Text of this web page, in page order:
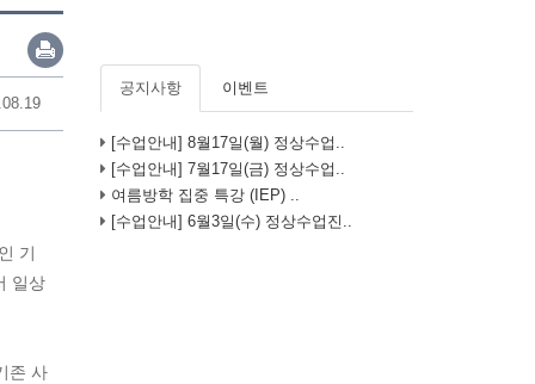
기
일상
존 사
공지사항 이벤트
[수업안내] 8월17일(월) 정상수업..
[수업안내] 7월17일(금) 정상수업..
여름방학 집중 특강 (IEP) ..
[수업안내] 6월3일(수) 정상수업진..